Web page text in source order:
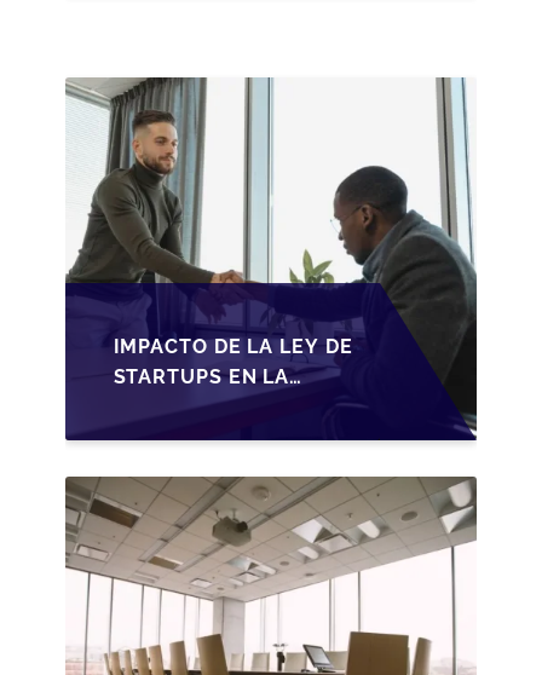
2026
IMPACTO DE LA LEY DE
STARTUPS EN LA
TRANSMISIÓN DE
PYMES ESPAÑOLAS